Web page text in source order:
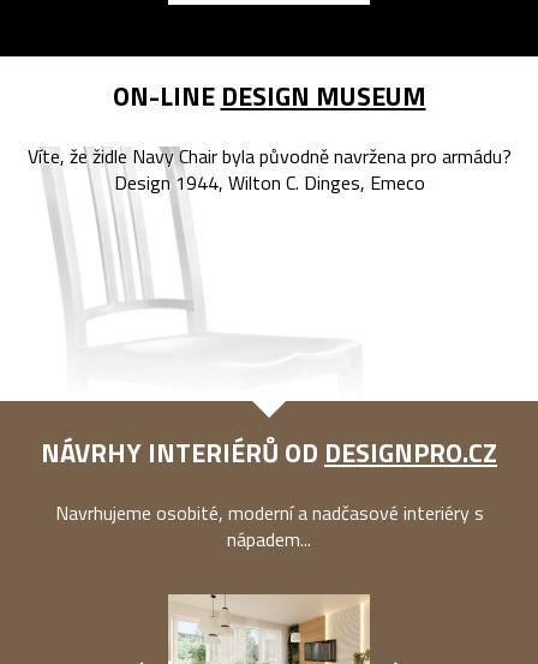
ON-LINE DESIGN MUSEUM
Víte, že židle Navy Chair byla původně navržena pro armádu?
Design 1944, Wilton C. Dinges, Emeco
NÁVRHY INTERIÉRŮ OD DESIGNPRO.CZ
Navrhujeme osobité, moderní a nadčasové interiéry s
nápadem...